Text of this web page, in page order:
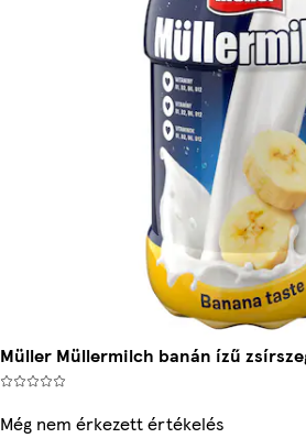
Müller Müllermilch banán ízű
Még nem érkezett értékelés